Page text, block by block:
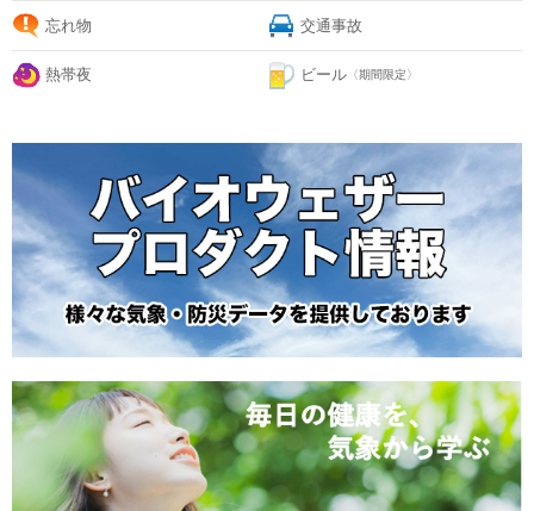
忘れ物 交通事故
熱帯夜 ビール 〈期間限定〉